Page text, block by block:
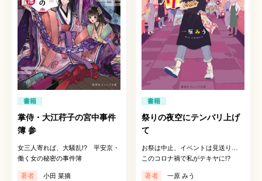
書籍
掌侍・大江荇子の宮中事件
簿 参
女三人寄れば、大騒乱!? 平安京・
働く女の秘密の事件簿
著者 小田 菜摘
書籍
祭りの夜空にテンバリ上げ
て
お祭は中止、イベントは見送り…
このコロナ禍で私がテキヤに!?
著者 一原 みう